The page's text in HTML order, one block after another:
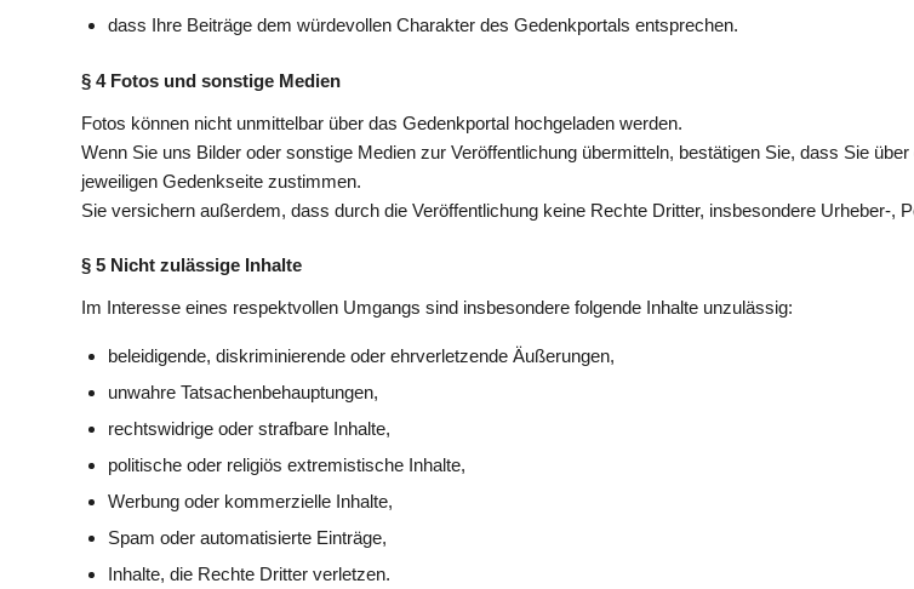
dass Ihre Beiträge dem würdevollen Charakter des Gedenkportals entsprechen.
§ 4 Fotos und sonstige Medien
Fotos können nicht unmittelbar über das Gedenkportal hochgeladen werden.
Wenn Sie uns Bilder oder sonstige Medien zur Veröffentlichung übermitteln, bestätigen Sie, dass Sie
jeweiligen Gedenkseite zustimmen.
Sie versichern außerdem, dass durch die Veröffentlichung keine Rechte Dritter, insbesondere Urheber-,
§ 5 Nicht zulässige Inhalte
Im Interesse eines respektvollen Umgangs sind insbesondere folgende Inhalte unzulässig:
beleidigende, diskriminierende oder ehrverletzende Äußerungen,
unwahre Tatsachenbehauptungen,
rechtswidrige oder strafbare Inhalte,
politische oder religiös extremistische Inhalte,
Werbung oder kommerzielle Inhalte,
Spam oder automatisierte Einträge,
Inhalte, die Rechte Dritter verletzen.